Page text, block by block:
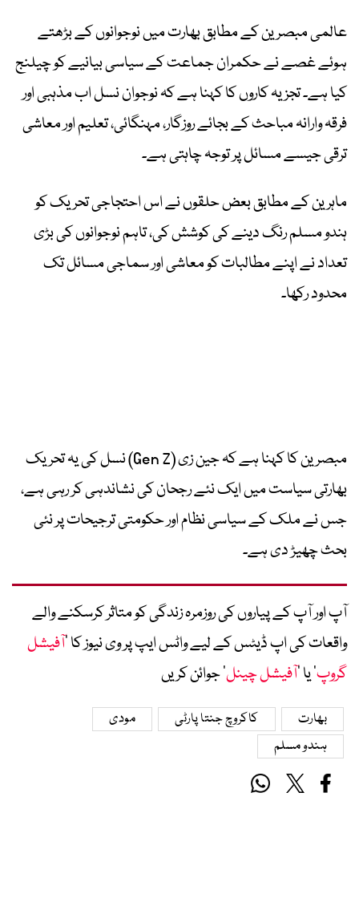
عالمی مبصرین کے مطابق بھارت میں نوجوانوں کے بڑھتے
ہوئے غصے نے حکمران جماعت کے سیاسی بیانیے کو چیلنج
کیا ہے۔ تجزیہ کاروں کا کہنا ہے کہ نوجوان نسل اب مذہبی اور
فرقہ وارانہ مباحث کے بجائے روزگار، مہنگائی، تعلیم اور معاشی
ترقی جیسے مسائل پر توجہ چاہتی ہے۔
ماہرین کے مطابق بعض حلقوں نے اس احتجاجی تحریک کو
ہندو مسلم رنگ دینے کی کوشش کی، تاہم نوجوانوں کی بڑی
تعداد نے اپنے مطالبات کو معاشی اور سماجی مسائل تک
محدود رکھا۔
مبصرین کا کہنا ہے کہ جین زی (Gen Z) نسل کی یہ تحریک
بھارتی سیاست میں ایک نئے رجحان کی نشاندہی کر رہی ہے،
جس نے ملک کے سیاسی نظام اور حکومتی ترجیحات پر نئی
بحث چھیڑ دی ہے۔
آپ اور آپ کے پیاروں کی روزمرہ زندگی کو متاثر کرسکنے والے
واقعات کی اپ ڈیٹس کے لیے واٹس ایپ پر وی نیوز کا ’آفیشل
گروپ‘ یا ’آفیشل چینل‘ جوائن کریں
بھارت کاکروچ جنتا پارٹی
مودی
ہندو مسلم